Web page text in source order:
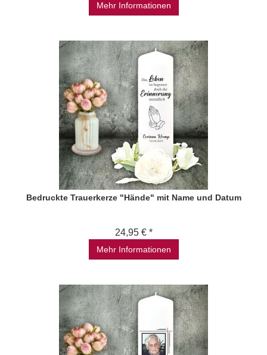
Mehr Informationen
Bedruckte Trauerkerze "Hände" mit Name und Datum
24,95 € *
Mehr Informationen